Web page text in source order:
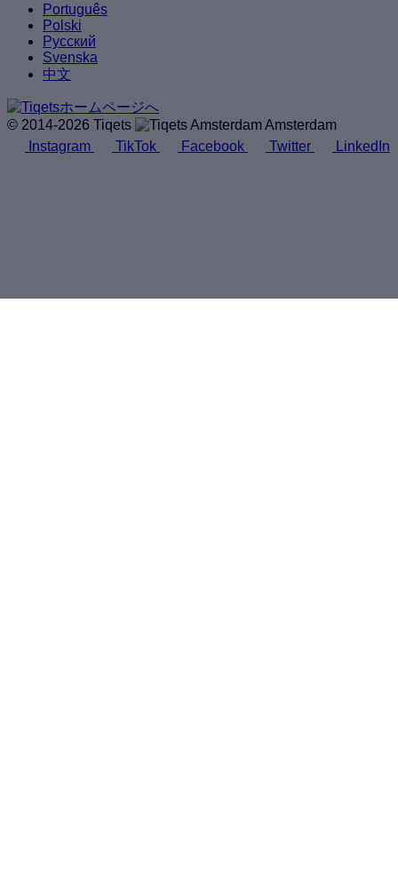
Português
Polski
Русский
Svenska
中文
© 2014-2026 Tiqets
Amsterdam
Instagram
TikTok Facebook Twitter LinkedIn